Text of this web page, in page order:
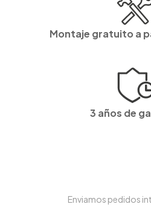
Montaje gratuito a
3 años de
Enviamos pedidos